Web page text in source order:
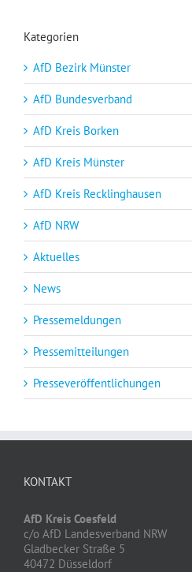
Kategorien
AfD Bezirk Münster
AfD Bundesverband
AfD Kreis Borken
AfD Kreis Münster
AfD Kreis Recklinghausen
AfD NRW
Aktuelles
News
Pressemeldungen
Pressemitteilungen
Presseveröffentlichungen
KONTAKT
AfD Kreis Coesfeld
c/o AfD Landesverband NRW
Gladbecker Straße 5
40472 Düsseldorf